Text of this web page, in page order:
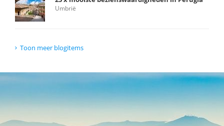
Umbrië
Toon meer blogitems